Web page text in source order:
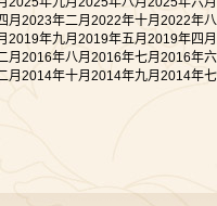
月 2023年二月 2022年十月 2022年
2019年九月 2019年五月 2019年四月
月 2016年八月 2016年七月 2016年
月 2014年十月 2014年九月 2014年